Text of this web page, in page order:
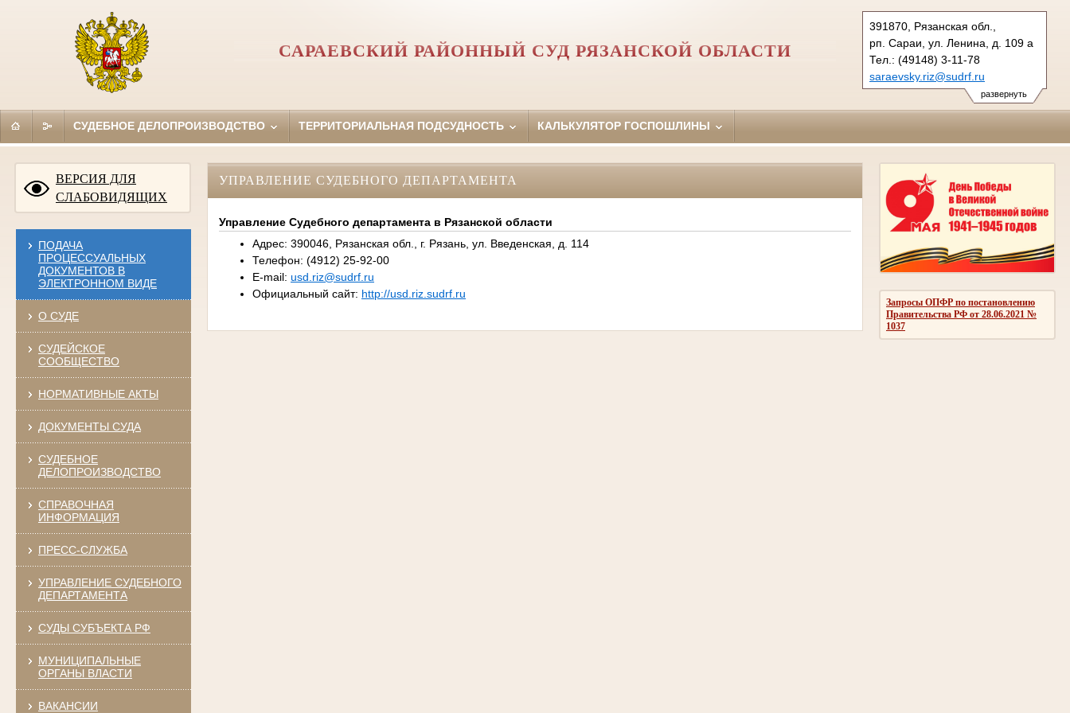
развернуть
391870, Рязанская обл.,
рп. Сараи, ул. Ленина, д. 109 а
Тел.: (49148) 3-11-78
saraevsky.riz@sudrf.ru
САРАЕВСКИЙ РАЙОННЫЙ СУД РЯЗАНСКОЙ ОБЛАСТИ
СУДЕБНОЕ ДЕЛОПРОИЗВОДСТВО ТЕРРИТОРИАЛЬНАЯ ПОДСУДНОСТЬ КАЛЬКУЛЯТОР ГОСПОШЛИНЫ
ВЕРСИЯ ДЛЯ
СЛАБОВИДЯЩИХ
ПОДАЧА
ПРОЦЕССУАЛЬНЫХ
ДОКУМЕНТОВ В
ЭЛЕКТРОННОМ ВИДЕ
О СУДЕ
СУДЕЙСКОЕ
СООБЩЕСТВО
НОРМАТИВНЫЕ АКТЫ
ДОКУМЕНТЫ СУДА
СУДЕБНОЕ
ДЕЛОПРОИЗВОДСТВО
СПРАВОЧНАЯ
ИНФОРМАЦИЯ
ПРЕСС-СЛУЖБА
УПРАВЛЕНИЕ СУДЕБНОГО
ДЕПАРТАМЕНТА
СУДЫ СУБЪЕКТА РФ
МУНИЦИПАЛЬНЫЕ
ОРГАНЫ ВЛАСТИ
ВАКАНСИИ
Запросы ОПФР по постановлению
Правительства РФ от 28.06.2021 №
1037
УПРАВЛЕНИЕ СУДЕБНОГО ДЕПАРТАМЕНТА
Управление Судебного департамента в Рязанской области
Адрес: 390046, Рязанская обл., г. Рязань, ул. Введенская, д. 114
Телефон: (4912) 25-92-00
E-mail: usd.riz@sudrf.ru
Официальный сайт: http://usd.riz.sudrf.ru